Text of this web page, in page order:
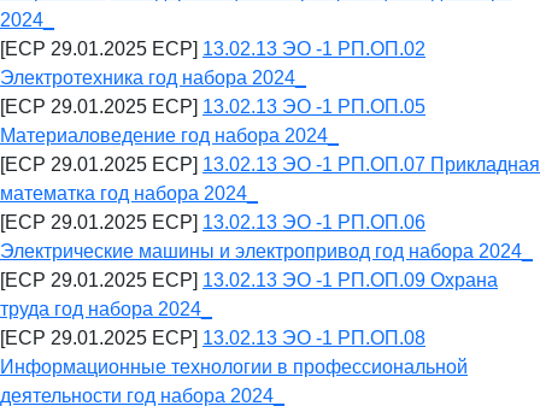
2024_
[ECP 29.01.2025 ECP] 13.02.13 ЭО -1 РП.ОП.02
Электротехника год набора 2024_
[ECP 29.01.2025 ECP] 13.02.13 ЭО -1 РП.ОП.05
Материаловедение год набора 2024_
[ECP 29.01.2025 ECP] 13.02.13 ЭО -1 РП.ОП.07 Прикладная
математка год набора 2024_
[ECP 29.01.2025 ECP] 13.02.13 ЭО -1 РП.ОП.06
Электрические машины и электропривод год набора 2024_
[ECP 29.01.2025 ECP] 13.02.13 ЭО -1 РП.ОП.09 Охрана
труда год набора 2024_
[ECP 29.01.2025 ECP] 13.02.13 ЭО -1 РП.ОП.08
Информационные технологии в профессиональной
деятельности год набора 2024_